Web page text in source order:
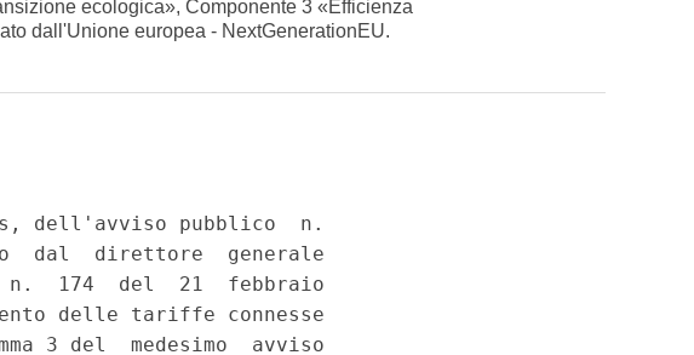
ecologica», Componente 3 «Efficienza
dall'Unione europea - NextGenerationEU.